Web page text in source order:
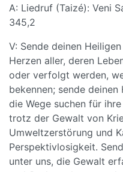
A: Liedruf (Taizé): Veni
345,2
V: Sende deinen
Herzen aller, deren
oder verfolgt werden,
bekennen; sende
die Wege suchen für
trotz der Gewalt von
Umweltzerstörung und
Perspektivlosigkeit.
unter uns, die Gewalt